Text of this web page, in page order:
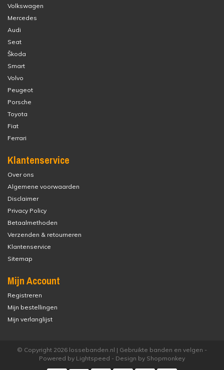
Volkswagen
Mercedes
Audi
Seat
Škoda
Smart
Volvo
Peugeot
Porsche
Toyota
Fiat
Ferrari
Klantenservice
Over ons
Algemene voorwaarden
Disclaimer
Privacy Policy
Betaalmethoden
Verzenden & retourneren
Klantenservice
Sitemap
Mijn Account
Registreren
Mijn bestellingen
Mijn verlanglijst
© Copyright 2026 lossebanden.nl | Gebruikte banden en velgen -
Powered by Lightspeed - Design by Shopmonkey